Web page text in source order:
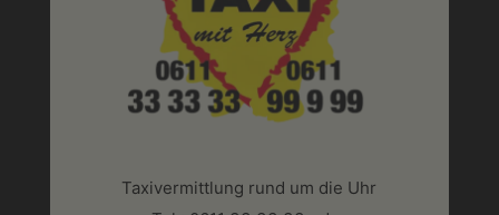
Taxivermittlung rund um die Uhr